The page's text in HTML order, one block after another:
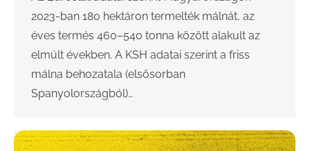
2023-ban 180 hektáron termelték málnát, az
éves termés 460–540 tonna között alakult az
elmúlt években. A KSH adatai szerint a friss
málna behozatala (elsősorban
Spanyolországból)…